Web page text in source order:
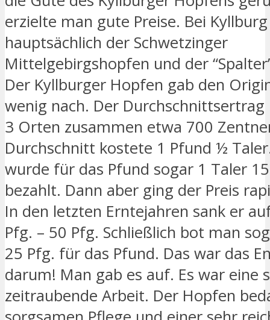
erzielte man gute Preise. Bei
hauptsächlich der Schwetzinger
Mittelgebirgshopfen und der
Der Kyllburger Hopfen gab den
wenig nach. Der
3 Orten zusammen etwa 700
Durchschnitt kostete 1 Pfund ½
wurde für das Pfund sogar 1 Taler
bezahlt. Dann aber ging der Preis
In den letzten Erntejahren sank er
Pfg. – 50 Pfg. Schließlich bot man
25 Pfg. für das Pfund. Das war das
darum! Man gab es auf. Es war eine
zeitraubende Arbeit. Der Hopfen